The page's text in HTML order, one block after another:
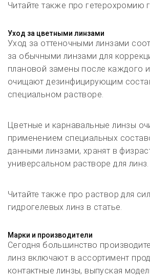
Читайте также про гетерохромию
Уход за цветными линзами
Уход за оттеночными линзами
за обычными линзами для
плановой замены после каждого
очищают дезинфицирующим
специальном растворе.
Цветные и карнавальные линзы
применением специальных
данными линзами, хранят в
универсальном растворе для линз.
Читайте также про раствор для
гидрогелевых линз в статье.
Марки и производители
Сегодня большинство
линз включают в ассортимент
контактные линзы, выпуская